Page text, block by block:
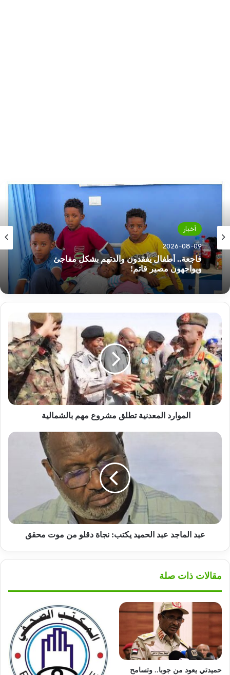
أخبار
2026-08-09
فاجعة.. أطفال يفقدون والدتهم بشكل مفاجئ
ويواجهون مصير قاتم!
أخبار
2026-08-09
وزير الدفاع إلى جوبا.. ماذا هناك!!
الموارد
المعدنية
تطلق
مشروع
مهم
بالشمالية
الموارد المعدنية تطلق مشروع مهم بالشمالية
عبد
موت
محققعبد الماجد عبد الحميد يكتب: نجاة دقلو من موت محقق
مقالات ذات صلة
حميدتي يعود من جوبا.. وتسامح